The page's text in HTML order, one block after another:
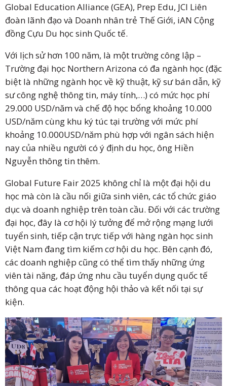
Global Education Alliance (GEA), Prep Edu, JCI Liên
đoàn lãnh đạo và Doanh nhân trẻ Thế Giới, iAN Cộng
đồng Cựu Du học sinh Quốc tế.
Với lịch sử hơn 100 năm, là một trường công lập –
Trường đại học Northern Arizona có đa ngành học (đặc
biệt là những ngành học về kỹ thuật, kỹ sư bán dẫn, kỹ
sư công nghệ thông tin, máy tính,…) có mức học phí
29.000 USD/năm và chế độ học bổng khoảng 10.000
USD/năm cùng khu ký túc tại trường với mức phí
khoảng 10.000USD/năm phù hợp với ngân sách hiện
nay của nhiều người có ý định du học, ông Hiền
Nguyễn thông tin thêm.
Global Future Fair 2025 không chỉ là một đại hội du
học mà còn là cầu nối giữa sinh viên, các tổ chức giáo
dục và doanh nghiệp trên toàn cầu. Đối với các trường
đại học, đây là cơ hội lý tưởng để mở rộng mạng lưới
tuyển sinh, tiếp cận trực tiếp với hàng ngàn học sinh
Việt Nam đang tìm kiếm cơ hội du học. Bên cạnh đó,
các doanh nghiệp cũng có thể tìm thấy những ứng
viên tài năng, đáp ứng nhu cầu tuyển dụng quốc tế
thông qua các hoạt động hội thảo và kết nối tại sự
kiện.